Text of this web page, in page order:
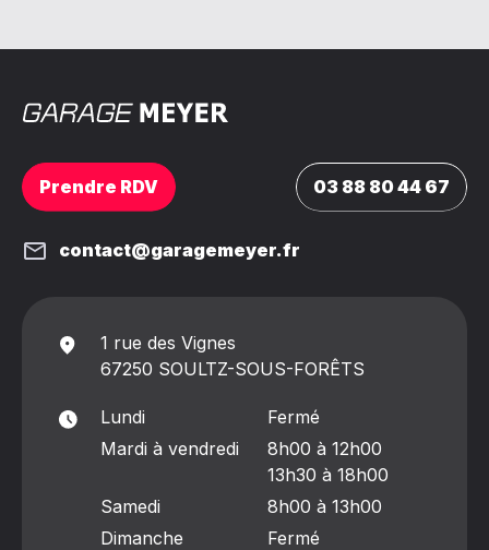
Prendre RDV 03 88 80 44 67
contact@garagemeyer.fr
1 rue des Vignes
67250 SOULTZ-SOUS-FORÊTS
Lundi
Fermé
Mardi à vendredi
8h00 à 12h00
13h30 à 18h00
Samedi
8h00 à 13h00
Dimanche
Fermé